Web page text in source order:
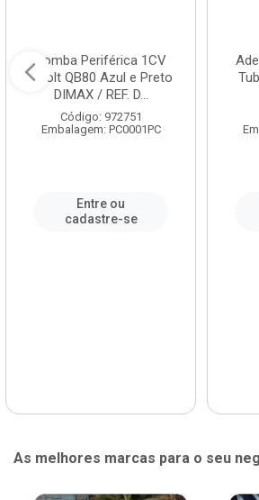
Bomba Periférica 1CV
Bivolt QB80 Azul e Preto
DIMAX / REF. D...
Código: 972751
Embalagem: PC0001PC
Entre ou
cadastre-se
As melhores marcas para o seu